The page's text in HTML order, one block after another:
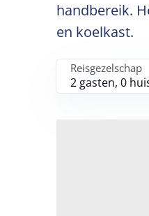
handbereik.
en koelkast.
Reisgezelschap
2 gasten, 0